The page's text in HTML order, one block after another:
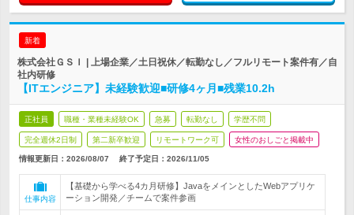
新着
株式会社ＧＳＩ | 上場企業／土日祝休／転勤なし／フルリモート案件有／自
社内研修
【ITエンジニア】未経験歓迎■研修4ヶ月■残業10.2h
正社員 職種・業種未経験OK 急募 転勤なし 学歴不問
完全週休2日制 第二新卒歓迎 リモートワーク可 女性のおしごと掲載中
情報更新日：2026/08/07 終了予定日： 2026/11/05
仕事内容
【基礎から学べる4カ月研修】JavaをメインとしたWebアプリケ
ーション開発／チームで案件参画